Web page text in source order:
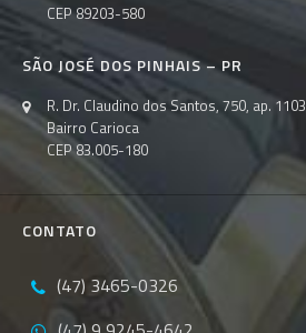
CEP 89203-580
SÃO JOSÉ DOS PINHAIS – PR
R. Dr. Claudino dos Santos, 750, ap. 1103
Bairro Carioca
CEP 83.005-180
CONTATO
(47) 3465-0326